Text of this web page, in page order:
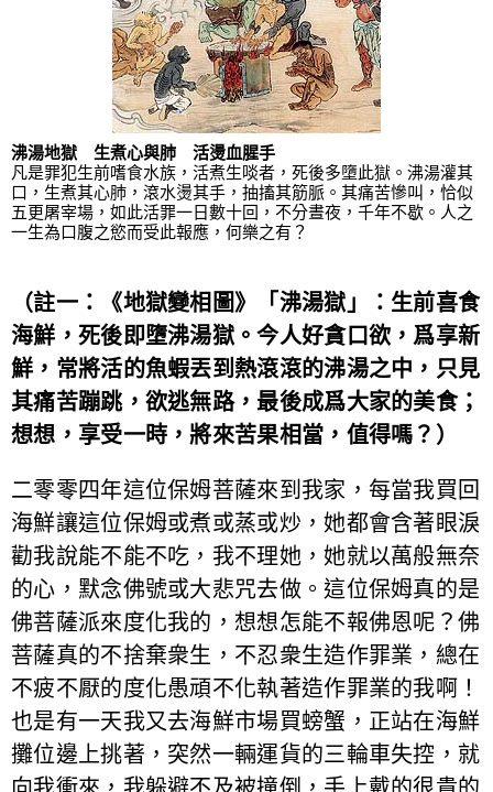
沸湯地獄
生煮心與肺 活燙血腥手
凡是罪犯生前嗜食水族，活煮生啖者，死後多墮此獄。沸湯灌其
口，生煮其心肺，滾水燙其手，抽搐其筋脈。其痛苦慘叫，恰似
五更屠宰場，如此活罪一日數十回，不分晝夜，千年不歇。人之
一生為口腹之慾而受此報應，何樂之有？
（註一：《地獄變相圖》「沸湯獄」：生前喜食
海鮮，死後即墮沸湯獄。今人好貪口欲，爲享新
鮮，常將活的魚蝦丟到熱滾滾的沸湯之中，只見
其痛苦蹦跳，欲逃無路，最後成爲大家的美食；
想想，享受一時，將來苦果相當，值得嗎？）
二零零四年這位保姆菩薩來到我家，每當我買回
海鮮讓這位保姆或煮或蒸或炒，她都會含著眼淚
勸我說能不能不吃，我不理她，她就以萬般無奈
的心，默念佛號或大悲咒去做。這位保姆真的是
佛菩薩派來度化我的，想想怎能不報佛恩呢？佛
菩薩真的不捨棄衆生，不忍衆生造作罪業，總在
不疲不厭的度化愚頑不化執著造作罪業的我啊！
也是有一天我又去海鮮市場買螃蟹，正站在海鮮
攤位邊上挑著，突然一輛運貨的三輪車失控，就